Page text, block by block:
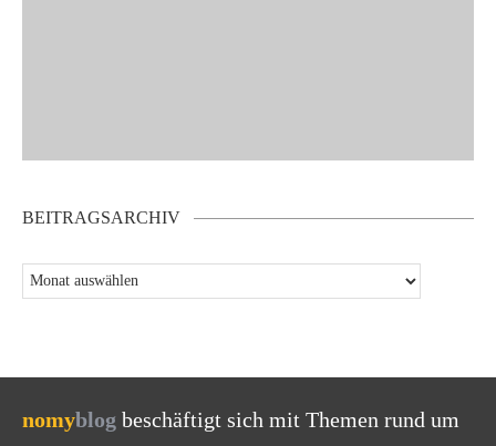
BEITRAGSARCHIV
nomyblog beschäftigt sich mit Themen rund um